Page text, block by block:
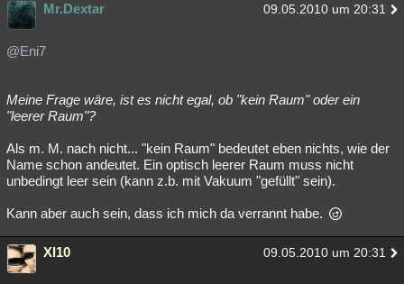
Mr.Dextar 09.05.2010 um 20:31
@Eni7
Meine Frage wäre, ist es nicht egal, ob "kein Raum" oder ein
"leerer Raum"?
Als m. M. nach nicht... "kein Raum" bedeutet eben nichts, wie der
Name schon andeutet. Ein optisch leerer Raum muss nicht
unbedingt leer sein (kann z.b. mit Vakuum "gefüllt" sein).
Kann aber auch sein, dass ich mich da verrannt habe.
Xl10 09.05.2010 um 20:31